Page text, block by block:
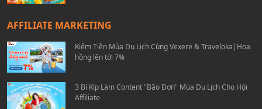
AFFILIATE MARKETING
Kiếm Tiền Mùa Du Lịch Cùng Vexere & Traveloka|Hoa
hồng lên tới 7%
3 Bí Kíp Làm Content "Bão Đơn" Mùa Du Lịch Cho Hội
Affiliate